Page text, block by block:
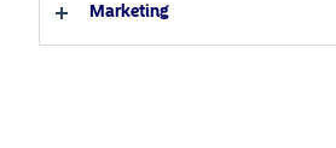
Marketing